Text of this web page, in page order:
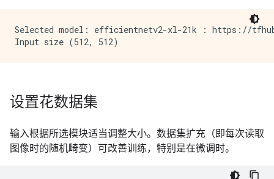
Selected model: efficientnetv2-xl-21k : https://
设置花数据集
输入根据所选模块适当调整大小。数据集扩充（即每次读取
图像时的随机畸变）可改善训练，特别是在微调时。